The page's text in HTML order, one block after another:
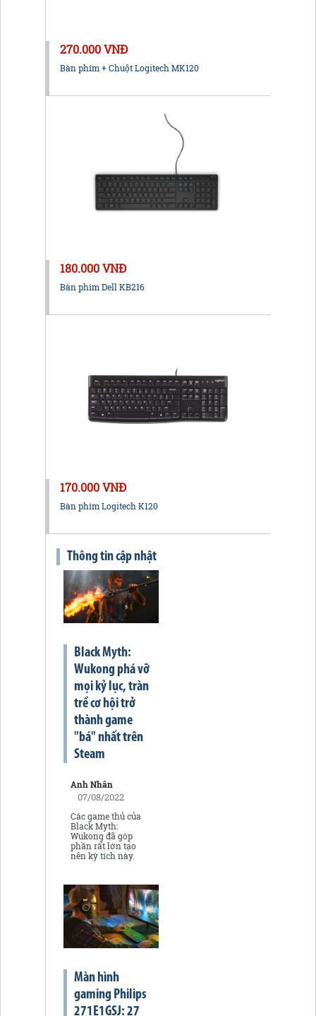
270.000 VNĐ
Bàn phím + Chuột Logitech MK120
180.000 VNĐ
Bàn phím Dell KB216
170.000 VNĐ
Bàn phím Logitech K120
Thông tin cập nhật
Black Myth:
Wukong phá vỡ
mọi kỷ lục, tràn
trề cơ hội trở
thành game
"bá" nhất trên
Steam
Anh Nhân
07/08/2022
Các game thủ của
Black Myth:
Wukong đã góp
phần rất lớn tạo
nên kỳ tích này.
Màn hình
gaming Philips
271E1GSJ: 27